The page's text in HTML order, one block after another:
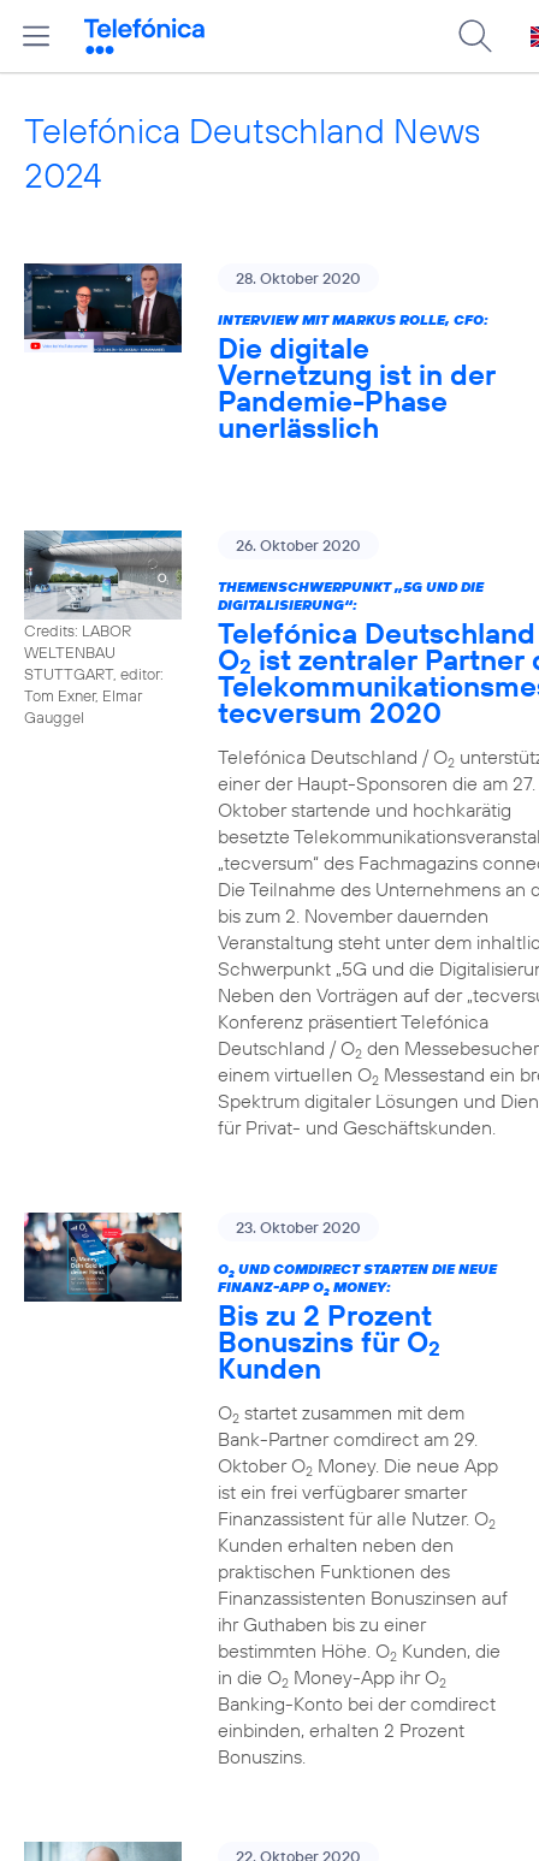
Telefónica Deutschland News
2024
28. Oktober 2020
INTERVIEW MIT MARKUS ROLLE, CFO:
Die digitale
Vernetzung ist in der
Pandemie-Phase
unerlässlich
Credits: LABOR
WELTENBAU
STUTTGART, editor:
Tom Exner, Elmar
Gauggel
26. Oktober 2020
THEMENSCHWERPUNKT „5G UND DIE
DIGITALISIERUNG“:
Telefónica
O2 ist zentraler Partner
tecversum 2020
Telefónica Deutschland / O2
einer der Haupt-Sponsoren die am 27.
Oktober startende und hochkarätig
besetzte
„tecversum“ des Fachmagazins
Die Teilnahme des Unternehmens an
bis zum 2. November dauernden
Veranstaltung steht unter dem
Schwerpunkt „5G und die
Neben den Vorträgen auf der
Konferenz präsentiert Telefónica
Deutschland / O2den
einem virtuellen O2Messestand ein
Spektrum digitaler Lösungen und
für Privat- und Geschäftskunden.
23. Oktober 2020
O2UND COMDIRECT STARTEN DIE NEUE
FINANZ-APP O2MONEY:
Bis zu 2 Prozent
Bonuszins für O2
Kunden
O2startet zusammen mit dem
Bank-Partner comdirect am 29.
Oktober O2Money. Die neue App
ist ein frei verfügbarer smarter
Finanzassistent für alle Nutzer. O2
Kunden erhalten neben den
praktischen Funktionen des
Finanzassistenten Bonuszinsen auf
ihr Guthaben bis zu einer
bestimmten Höhe. O2Kunden, die
in die O2Money-App ihr O2
Banking-Konto bei der comdirect
einbinden, erhalten 2 Prozent
Bonuszins.
22. Oktober 2020